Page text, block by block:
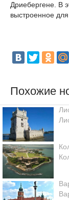
Дриебергене. В
выстроенное для
Похожие